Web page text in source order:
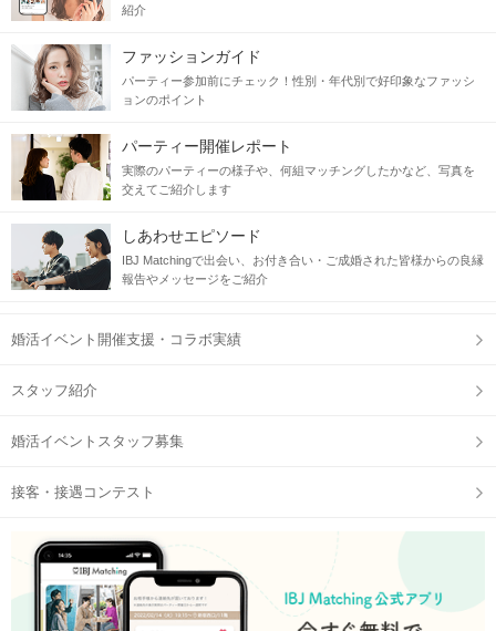
紹介
ファッションガイド
パーティー参加前にチェック！性別・年代別で好印象なファッシ
ョンのポイント
パーティー開催レポート
実際のパーティーの様子や、何組マッチングしたかなど、写真を
交えてご紹介します
しあわせエピソード
IBJ Matchingで出会い、お付き合い・ご成婚された皆様からの良縁
報告やメッセージをご紹介
婚活イベント開催支援・コラボ実績
スタッフ紹介
婚活イベントスタッフ募集
接客・接遇コンテスト